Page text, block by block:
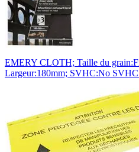
EMERY CLOTH; Taille du
Largeur:180mm; SVHC:No